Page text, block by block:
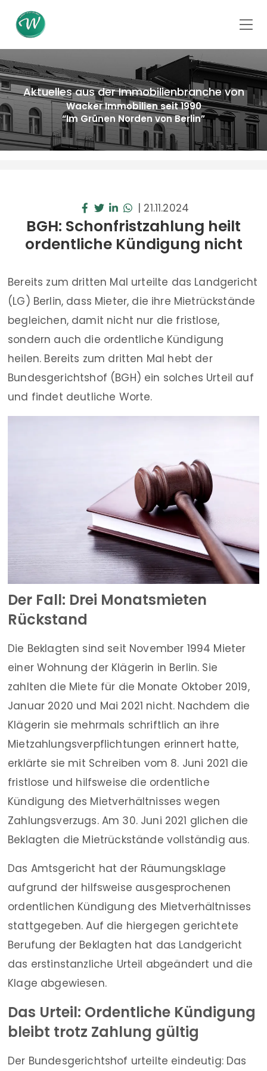
Aktuelles aus der Immobilienbranche von
Wacker Immobilien seit 1990
“Im Grünen Norden von Berlin”
| 21.11.2024
BGH: Schonfristzahlung heilt
ordentliche Kündigung nicht
Bereits zum dritten Mal urteilte das Landgericht
(LG) Berlin, dass Mieter, die ihre Mietrückstände
begleichen, damit nicht nur die fristlose,
sondern auch die ordentliche Kündigung
heilen. Bereits zum dritten Mal hebt der
Bundesgerichtshof (BGH) ein solches Urteil auf
und findet deutliche Worte.
Der Fall: Drei Monatsmieten
Rückstand
Die Beklagten sind seit November 1994 Mieter
einer Wohnung der Klägerin in Berlin. Sie
zahlten die Miete für die Monate Oktober 2019,
Januar 2020 und Mai 2021 nicht. Nachdem die
Klägerin sie mehrmals schriftlich an ihre
Mietzahlungsverpflichtungen erinnert hatte,
erklärte sie mit Schreiben vom 8. Juni 2021 die
fristlose und hilfsweise die ordentliche
Kündigung des Mietverhältnisses wegen
Zahlungsverzugs. Am 30. Juni 2021 glichen die
Beklagten die Mietrückstände vollständig aus.
Das Amtsgericht hat der Räumungsklage
aufgrund der hilfsweise ausgesprochenen
ordentlichen Kündigung des Mietverhältnisses
stattgegeben. Auf die hiergegen gerichtete
Berufung der Beklagten hat das Landgericht
das erstinstanzliche Urteil abgeändert und die
Klage abgewiesen.
Das Urteil: Ordentliche Kündigung
bleibt trotz Zahlung gültig
Der Bundesgerichtshof urteilte eindeutig: Das